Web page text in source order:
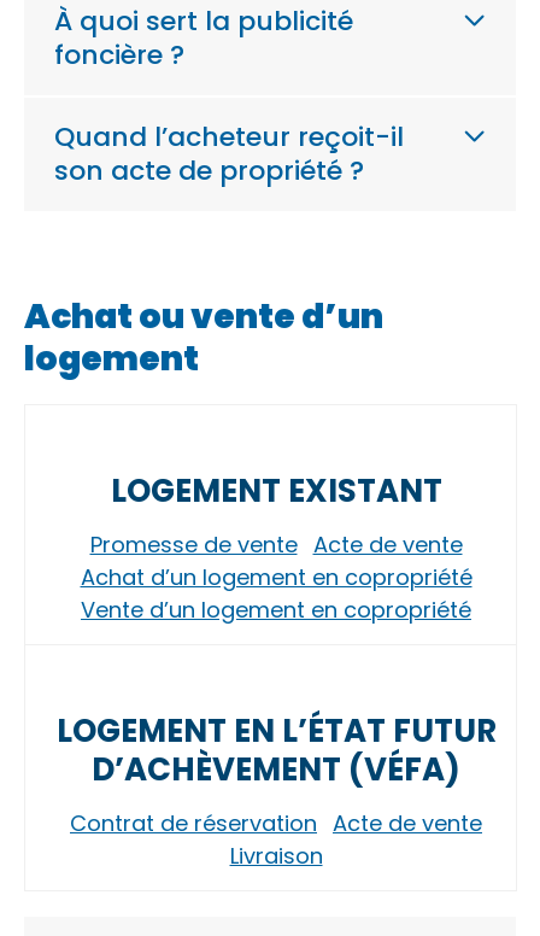
À quoi sert la publicité
foncière ?
Quand l’acheteur reçoit-il
son acte de propriété ?
Achat ou vente d’un
logement
LOGEMENT EXISTANT
Promesse de vente Acte de vente
Achat d’un logement en copropriété
Vente d’un logement en copropriété
LOGEMENT EN L’ÉTAT FUTUR
D’ACHÈVEMENT (VÉFA)
Contrat de réservation Acte de vente
Livraison